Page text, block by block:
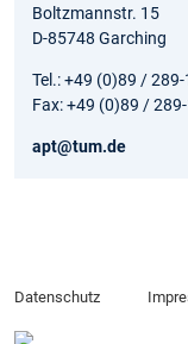
Boltzmannstr. 15
D-85748 Garching
Tel.: +49 (0)89 / 289-
Fax: +49 (0)89 /
apt@tum.de
Datenschutz